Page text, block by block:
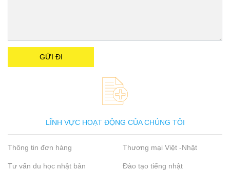
LĨNH VỰC HOẠT ĐỘNG CỦA CHÚNG TÔI
Thông tin đơn hàng Thương mại Việt -Nhật
Tư vấn du học nhật bản Đào tạo tiếng nhật